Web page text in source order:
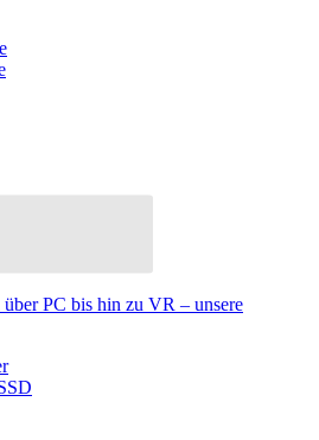
PC bis hin zu VR – unsere